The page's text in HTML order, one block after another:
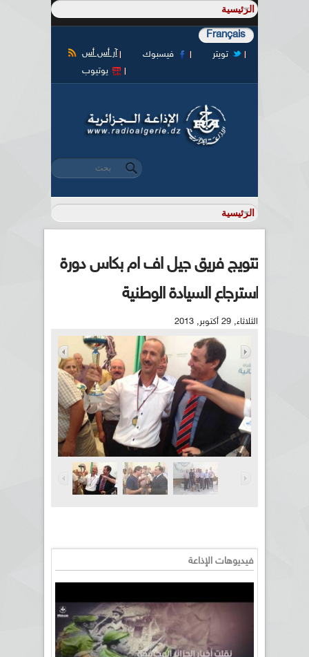
Français
آر أس أس فيسبوك
تويتر
يوتيوب
استمارة البحث
‏بحث ‏
تتويج فريق جيل اف ام بكاس دورة
استرجاع السيادة الوطنية
الثلاثاء, 29 أكتوبر, 2013
فيديوهات الإذاعة